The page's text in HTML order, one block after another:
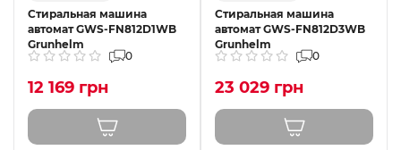
Стиральная машина
автомат GWS-FN812D1WB
Grunhelm
0
12 169 грн
Стиральная машина
автомат GWS-FN812D3WB
Grunhelm
0
23 029 грн